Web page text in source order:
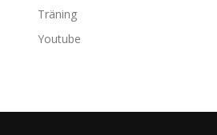
Träning
Youtube